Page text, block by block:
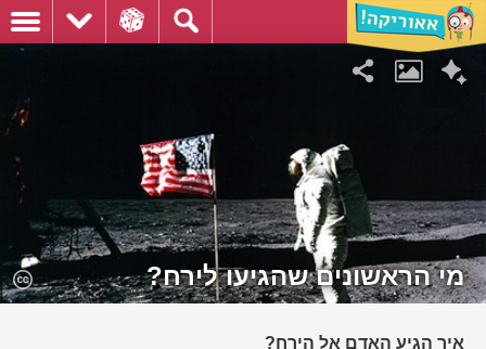
מי הראשונים שהגיעו לירח?
איך הגיע האדם אל הירח?